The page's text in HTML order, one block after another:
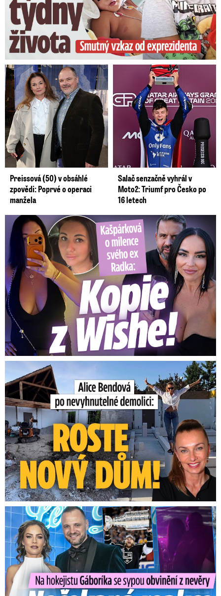
Preissová (50) v obsáhlé
zpovědi: Poprvé o operaci
manžela
Salač senzačně vyhrál v
Moto2: Triumf pro Česko po
16 letech
Kašpárková o milence svého ex Radka: Kopie z Wishe!
Bendová po nevyhnutelné demolici: Takhle roste nový dům
Na Gáboríka se sypou obvinění z nevěry: Reakce manželky!